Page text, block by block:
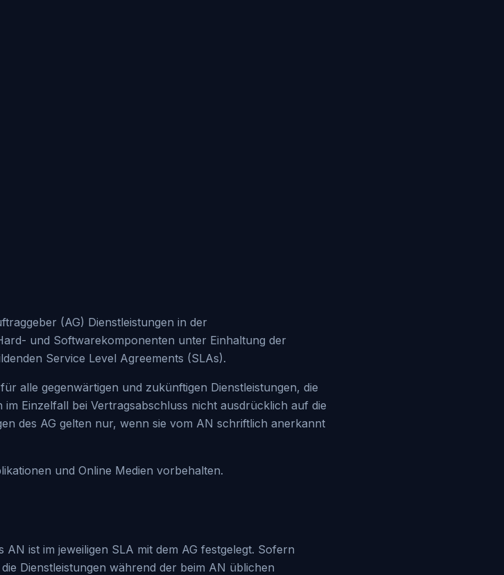
(AG) Dienstleistungen in der
und Softwarekomponenten unter Einhaltung der
Service Level Agreements (SLAs).
alle gegenwärtigen und zukünftigen Dienstleistungen, die
Einzelfall bei Vertragsabschluss nicht ausdrücklich auf die
des AG gelten nur, wenn sie vom AN schriftlich anerkannt
und Online Medien vorbehalten.
ist im jeweiligen SLA mit dem AG festgelegt. Sofern
Dienstleistungen während der beim AN üblichen